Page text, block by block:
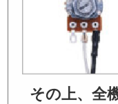
その上、全